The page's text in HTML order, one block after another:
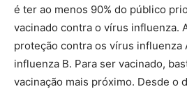
é ter ao menos 90% do público
vacinado contra o vírus influenza.
proteção contra os vírus influenza
influenza B. Para ser vacinado,
vacinação mais próximo. Desde o